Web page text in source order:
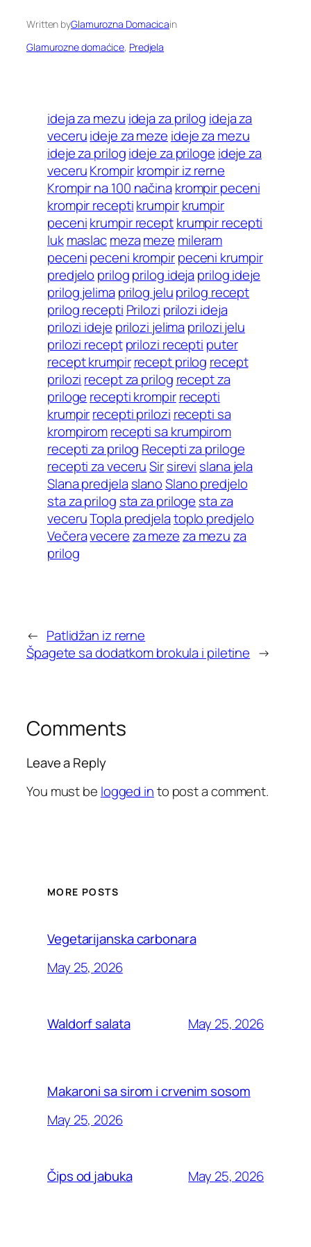
Written byGlamurozna Domacicain
Glamurozne domaćice, Predjela
ideja za mezu ideja za prilog ideja za
veceruideje za meze ideje za mezu
ideje za prilogideje za priloge ideje za
veceruKrompir krompir iz rerne
Krompir na 100 načina krompir peceni
krompir receptikrumpir krumpir
pecenikrumpir receptkrumpir recepti
luk maslacmezameze mileram
pecenipeceni krompirpeceni krumpir
predjelo prilogprilog ideja prilog ideje
prilog jelima prilog jeluprilog recept
prilog recepti Prilozi prilozi ideja
prilozi ideje prilozi jelima prilozi jelu
prilozi recept prilozi recepti puter
recept krumpir recept prilog recept
prilozi recept za prilog recept za
priloge recepti krompir recepti
krumpirrecepti prilozi recepti sa
krompiromrecepti sa krumpirom
recepti za prilog Recepti za priloge
recepti za veceru Sirsirevi slana jela
Slana predjela slanoSlano predjelo
sta za prilog sta za priloge sta za
veceruTopla predjelatoplo predjelo
Večeravecereza mezeza mezuza
prilog
← Patlidžan iz rerne
Špagete sa dodatkom brokula i piletine →
Comments
Leave a Reply
You must be logged into post a comment.
MORE POSTS
Vegetarijanska carbonara
May 25, 2026
Waldorf salata May 25, 2026
Makaroni sa sirom i crvenim sosom
May 25, 2026
Čips od jabuka May 25, 2026